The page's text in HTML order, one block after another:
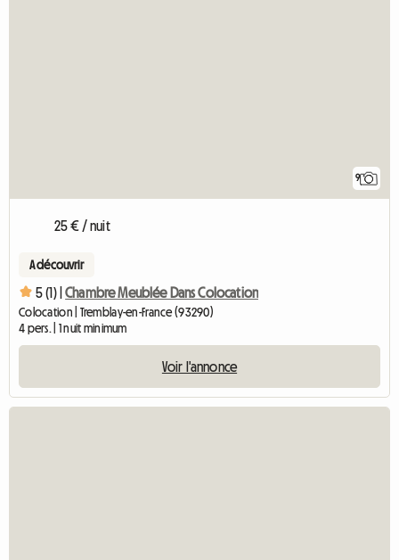
9
25 € / nuit
A découvrir
5 (1) | Chambre Meublée Dans Colocation
Colocation | Tremblay-en-France (93290)
4 pers. | 1 nuit minimum
Voir l'annonce